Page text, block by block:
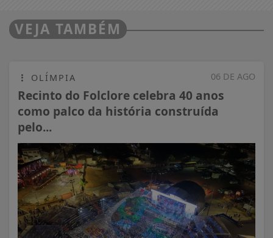
VEJA TAMBÉM
06 DE AGO
OLÍMPIA
Recinto do Folclore celebra 40 anos
como palco da história construída
pelo...